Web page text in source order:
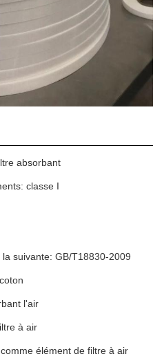
absorbant
classe I
suivante: GB/T18830-2009
l'air
à air
élément de filtre à air